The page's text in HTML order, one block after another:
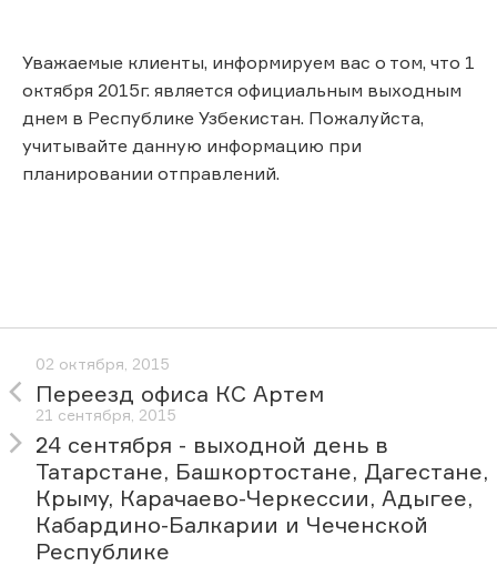
Уважаемые клиенты, информируем вас о том, что 1
октября 2015г. является официальным выходным
днем в Республике Узбекистан. Пожалуйста,
учитывайте данную информацию при
планировании отправлений.
02 октября, 2015
Переезд офиса КС Артем
21 сентября, 2015
24 сентября - выходной день в
Татарстане, Башкортостане, Дагестане,
Крыму, Карачаево-Черкессии, Адыгее,
Кабардино-Балкарии и Чеченской
Республике